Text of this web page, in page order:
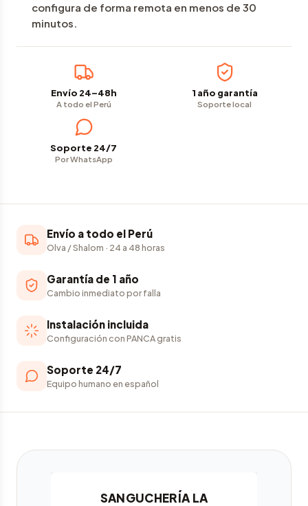
configura de forma remota en menos de 30
minutos.
Envío 24–48h
A todo el Perú
1 año garantía
Soporte local
Soporte 24/7
Por WhatsApp
Envío a todo el Perú
Olva / Shalom · 24 a 48 horas
Garantía de 1 año
Cambio inmediato por falla
Instalación incluida
Configuración con PANCA gratis
Soporte 24/7
Equipo humano en español
SANGUCHERÍA LA